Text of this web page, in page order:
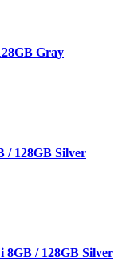
Gray
/ 128GB Silver
8GB / 128GB Silver